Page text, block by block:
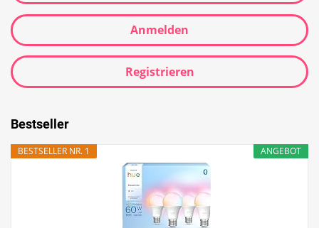
Anmelden
Registrieren
Bestseller
ANGEBOT
BESTSELLER NR. 1